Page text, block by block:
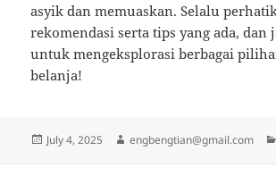
asyik dan memuaskan. Selalu
rekomendasi serta tips yang ada, dan
untuk mengeksplorasi berbagai
belanja!
Posted
July 4, 2025 Author
engbengtian@gmail.com